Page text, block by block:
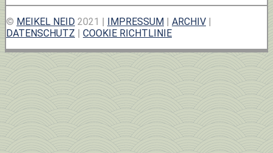
© MEIKEL NEID 2021 | IMPRESSUM ARCHIV
DATENSCHUTZ
COOKIE RICHTLINIE